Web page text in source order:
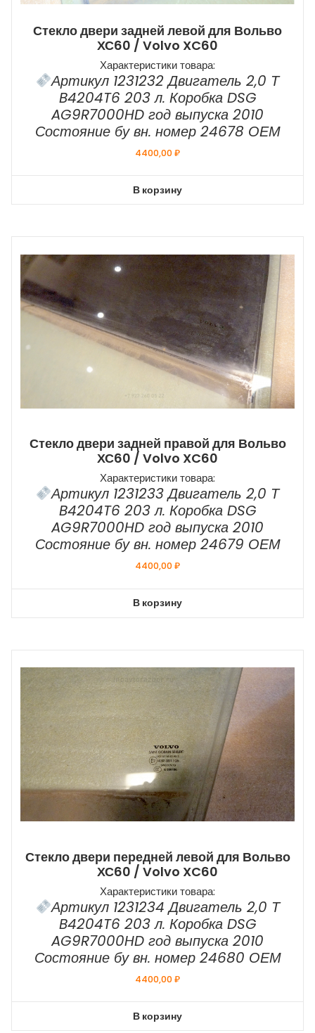
Стекло двери задней левой для Вольво
ХС60 / Volvo XC60
Характеристики товара:
Артикул 1231232 Двигатель 2,0 Т
B4204T6 203 л. Коробка DSG
AG9R7000HD год выпуска 2010
Состояние бу вн. номер 24678 ОЕМ
4400,00₽
В корзину
Стекло двери задней правой для Вольво
ХС60 / Volvo XC60
Характеристики товара:
Артикул 1231233 Двигатель 2,0 Т
B4204T6 203 л. Коробка DSG
AG9R7000HD год выпуска 2010
Состояние бу вн. номер 24679 ОЕМ
4400,00₽
В корзину
Стекло двери передней левой для Вольво
ХС60 / Volvo XC60
Характеристики товара:
Артикул 1231234 Двигатель 2,0 Т
B4204T6 203 л. Коробка DSG
AG9R7000HD год выпуска 2010
Состояние бу вн. номер 24680 ОЕМ
4400,00₽
В корзину